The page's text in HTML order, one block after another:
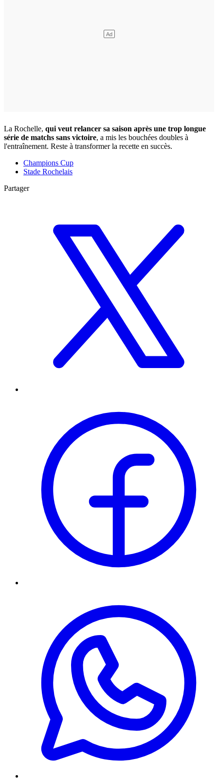
La Rochelle, qui veut relancer sa saison après une trop longue
série de matchs sans victoire, a mis les bouchées doubles à
l'entraînement. Reste à transformer la recette en succès.
Champions Cup
Stade Rochelais
Partager